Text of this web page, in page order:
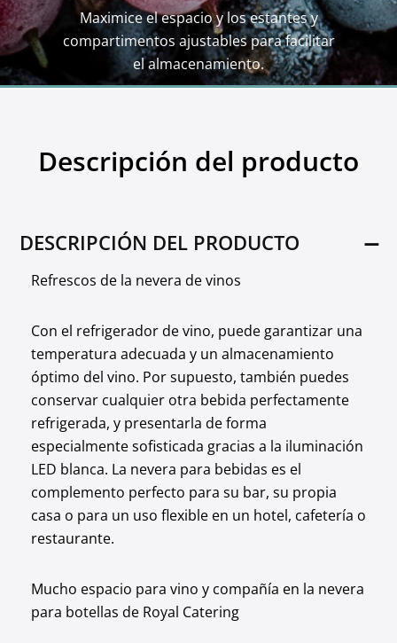
Maximice el espacio y los estantes y
compartimentos ajustables para facilitar
el almacenamiento.
Descripción del producto
DESCRIPCIÓN DEL PRODUCTO
Refrescos de la nevera de vinos
Con el refrigerador de vino, puede garantizar una
temperatura adecuada y un almacenamiento
óptimo del vino. Por supuesto, también puedes
conservar cualquier otra bebida perfectamente
refrigerada, y presentarla de forma
especialmente sofisticada gracias a la iluminación
LED blanca. La nevera para bebidas es el
complemento perfecto para su bar, su propia
casa o para un uso flexible en un hotel, cafetería o
restaurante.
Mucho espacio para vino y compañía en la nevera
para botellas de Royal Catering